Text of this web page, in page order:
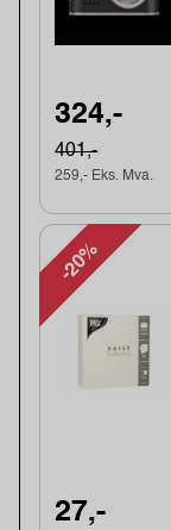
324,-
401,-
259,- Eks. Mva.
-20%
27,-